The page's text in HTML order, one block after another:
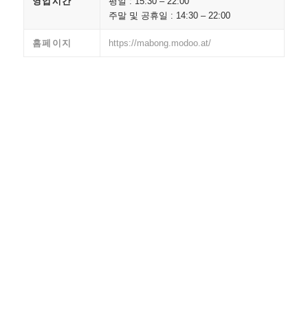
주말 및 공휴일 : 14:30 – 22:00
홈페이지 https://mabong.modoo.at/